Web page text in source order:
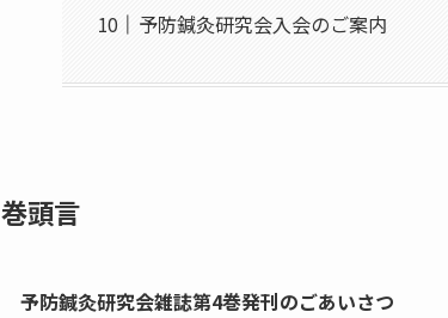
予防鍼灸研究会入会のご案内
巻頭言
予防鍼灸研究会雑誌第4巻発刊のごあいさつ